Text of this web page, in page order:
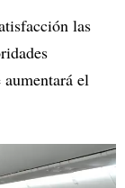
las
el